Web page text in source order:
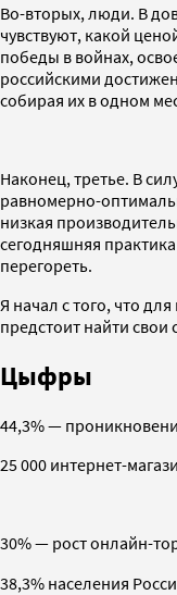
Во-вторых, люди. В
чувствуют, какой
победы в войнах,
российскими
собирая их в одном
Наконец, третье. В
равномерно-
низкая
сегодняшняя
перегореть.
Я начал с того, что
предстоит найти
Цыфры
44,3% —
25 000 интернет-
30% — рост онлайн-
38,3% населения